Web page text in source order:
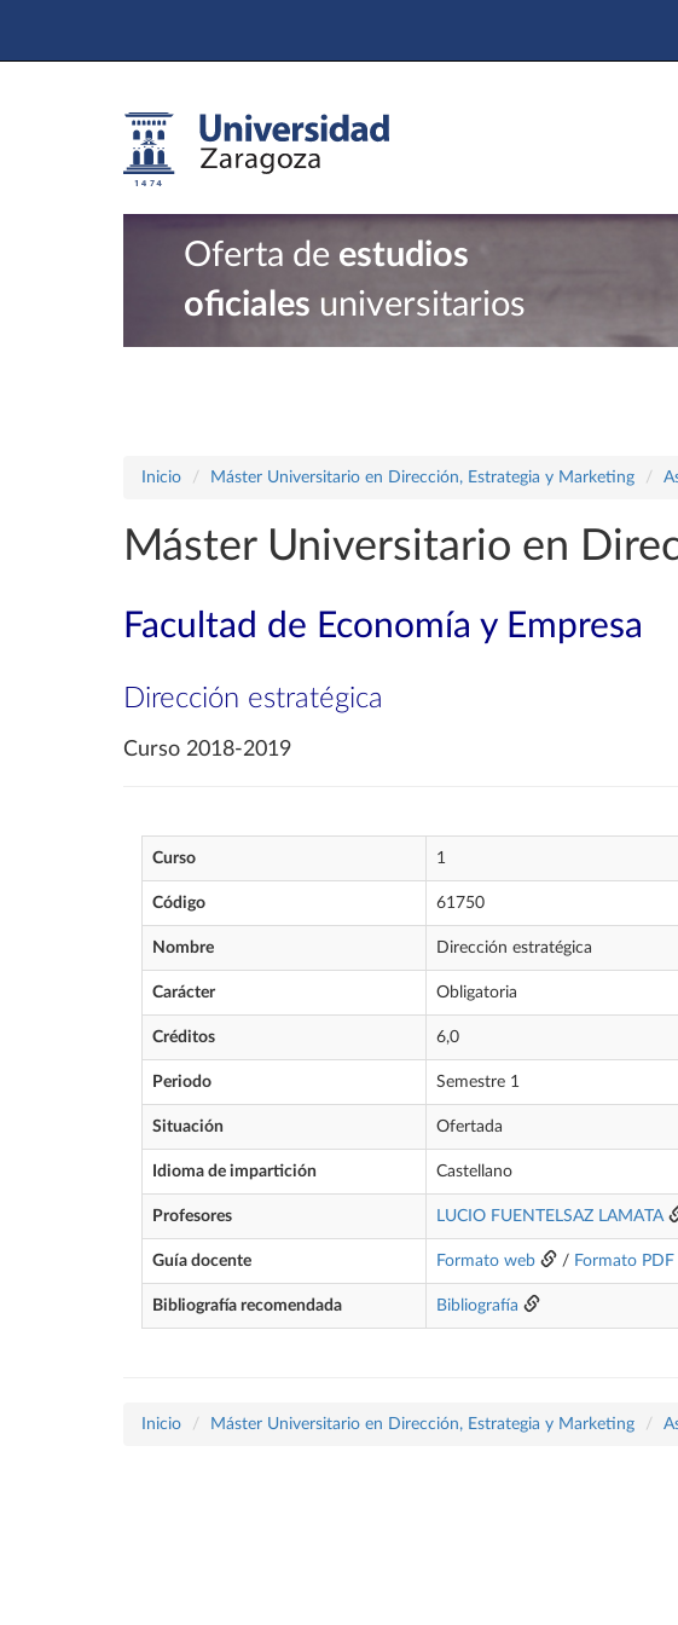
Oferta de estudios
oficiales universitarios
Inicio Máster Universitario en Dirección, Estrategia y Marketing
Máster Universitario en
Facultad de Economía y Empresa
Dirección estratégica
Curso 2018-2019
Curso 1
Código 61750
Nombre Dirección estratégica
Carácter Obligatoria
Créditos 6,0
Periodo Semestre 1
Situación Ofertada
Idioma de impartición Castellano
Profesores LUCIO FUENTELSAZ LAMATA
Guía docente Formato web / Formato PDF
Bibliografía recomendada Bibliografía
Inicio Máster Universitario en Dirección, Estrategia y Marketing